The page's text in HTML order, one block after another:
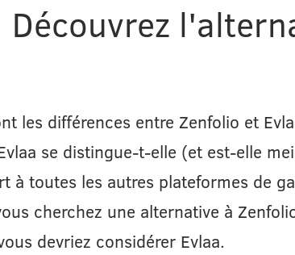
Découvrez
les différences entre Zenfolio et
se distingue-t-elle (et est-elle
à toutes les autres plateformes de
cherchez une alternative à
devriez considérer Evlaa.